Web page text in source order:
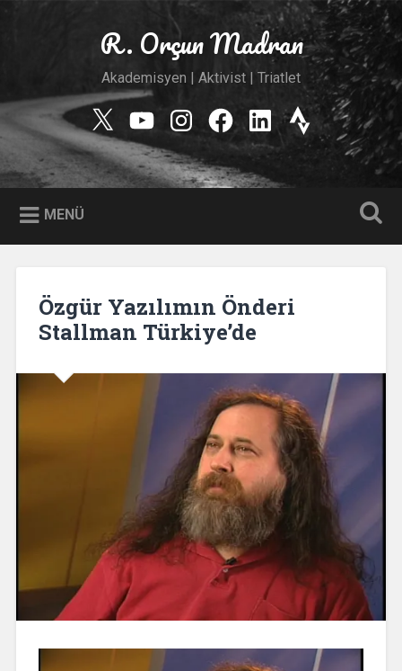
R. Orçun Madran
Akademisyen | Aktivist | Triatlet
TwitterYouTube
Instagram
Facebook
Linkedin
Strava
MENÜ
Özgür Yazılımın Önderi
Stallman Türkiye’de